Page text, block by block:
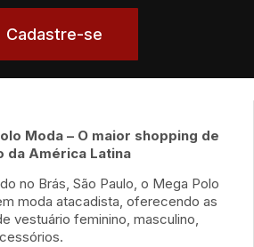
Cadastre-se
Moda – O maior shopping de
da América Latina
no Brás, São Paulo, o Mega Polo
moda atacadista, oferecendo as
vestuário feminino, masculino,